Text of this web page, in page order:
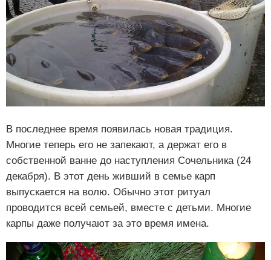
В последнее время появилась новая традиция.
Многие теперь его не запекают, а держат его в
собственной ванне до наступления Сочельника (24
декабря). В этот день живший в семье карп
выпускается на волю. Обычно этот ритуал
проводится всей семьей, вместе с детьми. Многие
карпы даже получают за это время имена.